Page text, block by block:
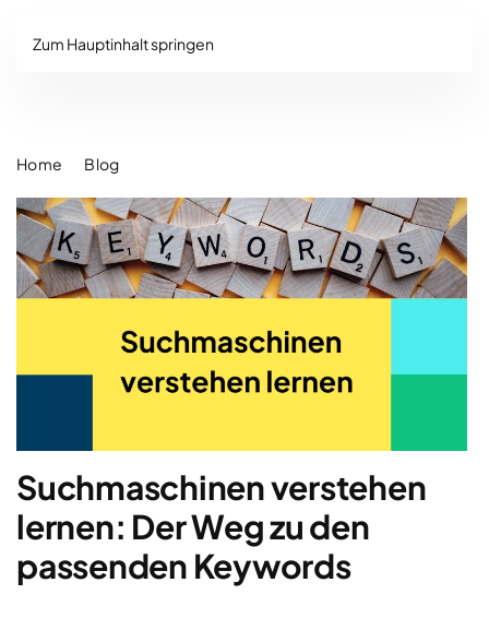
Zum Hauptinhalt springen
Home Blog
Suchmaschinen verstehen
lernen: Der Weg zu den
passenden Keywords